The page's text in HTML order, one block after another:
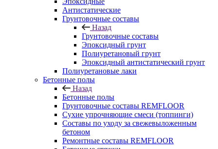
Антистатические
Грунтовочные составы
Назад
Грунтовочные составы
Эпоксидный грунт
Полиуретановый грунт
Эпоксидный антистатический грунт
Полиуретановые лаки
Бетонные полы
Назад
Бетонные полы
Грунтовочные составы REMFLOOR
Сухие упрочняющие смеси (топпинги)
Составы по уходу за свежевыложенным
бетоном
Ремонтные составы REMFLOOR